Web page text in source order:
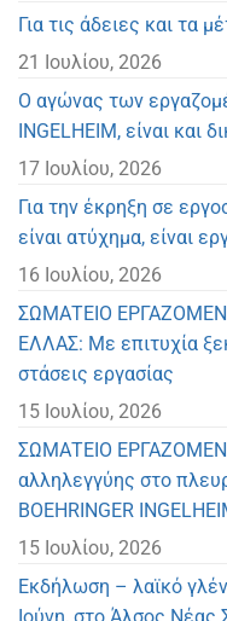
Για τις άδειες και τα
21 Ιουλίου, 2026
Ο αγώνας των
INGELHEIM, είναι και
17 Ιουλίου, 2026
Για την έκρηξη σε
είναι ατύχημα, είναι
16 Ιουλίου, 2026
ΣΩΜΑΤΕΙΟ
ΕΛΛΑΣ: Με επιτυχία
στάσεις εργασίας
15 Ιουλίου, 2026
ΣΩΜΑΤΕΙΟ
αλληλεγγύης στο
BOEHRINGER
15 Ιουλίου, 2026
Eκδήλωση – λαϊκό